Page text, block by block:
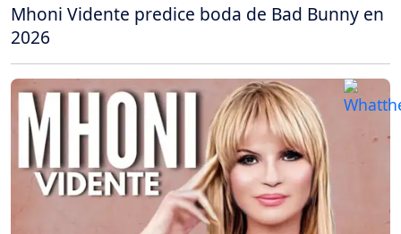
Mhoni Vidente predice boda de Bad Bunny en
2026